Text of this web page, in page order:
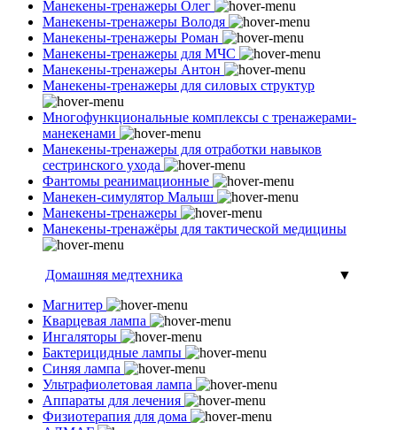
Манекены-тренажеры Олег
Манекены-тренажеры Володя
Манекены-тренажеры Роман
Манекены-тренажеры для МЧС
Манекены-тренажеры Антон
Манекены-тренажеры для силовых структур
Многофункциональные комплексы с тренажерами-
манекенами
Манекены-тренажеры для отработки навыков
сестринского ухода
Фантомы реанимационные
Манекен-симулятор Малыш
Манекены-тренажеры
Манекены-тренажёры для тактической медицины
Домашняя медтехника
▼
Магнитер
Кварцевая лампа
Ингаляторы
Бактерицидные лампы
Синяя лампа
Ультрафиолетовая лампа
Аппараты для лечения
Физиотерапия для дома